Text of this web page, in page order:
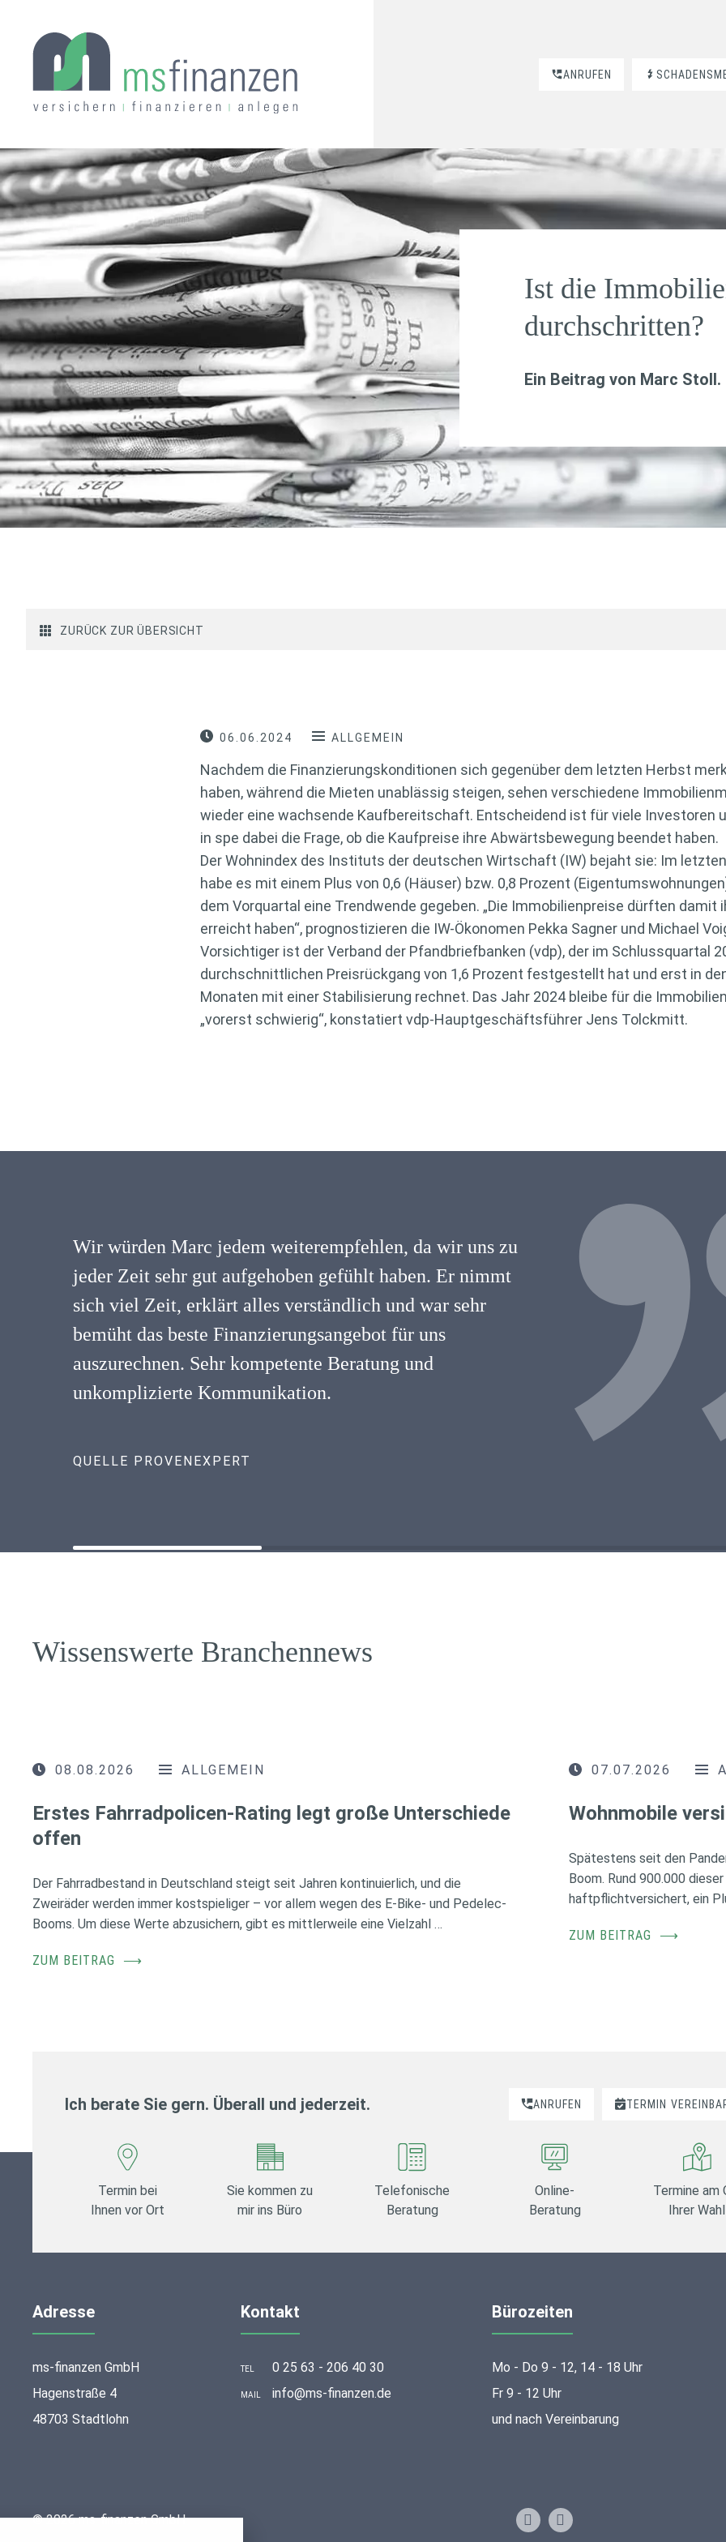
ANRUFEN
Ist die
durchschritten?
Ein Beitrag von Marc Stoll.
ZURÜCK ZUR ÜBERSICHT
06.06.2024 ALLGEMEIN
Nachdem die Finanzierungskonditionen sich gegenüber dem letzten Herbst
haben, während die Mieten unablässig steigen, sehen verschiedene
wieder eine wachsende Kaufbereitschaft. Entscheidend ist für viele Investoren
in spe dabei die Frage, ob die Kaufpreise ihre Abwärtsbewegung beendet haben.
Der Wohnindex des Instituts der deutschen Wirtschaft (IW) bejaht sie: Im
habe es mit einem Plus von 0,6 (Häuser) bzw. 0,8 Prozent
dem Vorquartal eine Trendwende gegeben. „Die Immobilienpreise dürften damit
erreicht haben“, prognostizieren die IW-Ökonomen Pekka Sagner und Michael
Vorsichtiger ist der Verband der Pfandbriefbanken (vdp), der im Schlussquartal
durchschnittlichen Preisrückgang von 1,6 Prozent festgestellt hat und erst in
Monaten mit einer Stabilisierung rechnet. Das Jahr 2024 bleibe für die
„vorerst schwierig“, konstatiert vdp-Hauptgeschäftsführer Jens Tolckmitt.
Wir würden Marc jedem weiterempfehlen, da wir uns zu
jeder Zeit sehr gut aufgehoben gefühlt haben. Er nimmt
sich viel Zeit, erklärt alles verständlich und war sehr
bemüht das beste Finanzierungsangebot für uns
auszurechnen. Sehr kompetente Beratung und
unkomplizierte Kommunikation.
QUELLE PROVENEXPERT
Wissenswerte Branchennews
08.08.2026 ALLGEMEIN
Erstes Fahrradpolicen-Rating legt große Unterschiede
offen
Der Fahrradbestand in Deutschland steigt seit Jahren kontinuierlich, und die
Zweiräder werden immer kostspieliger – vor allem wegen des E-Bike- und Pedelec-
Booms. Um diese Werte abzusichern, gibt es mittlerweile eine Vielzahl …
ZUM BEITRAG ⟶
07.07.2026
Wohnmobile
Spätestens seit den
Boom. Rund 900.000
haftpflichtversichert, ein
ZUM BEITRAG ⟶
Ich berate Sie gern. Überall und jederzeit. ANRUFEN TERMIN
Termin bei
Ihnen vor Ort
Sie kommen zu
mir ins Büro
Telefonische
Beratung
Online-
Beratung
Termine am
Ihrer Wahl
Adresse
ms-finanzen GmbH
Hagenstraße 4
48703 Stadtlohn
Kontakt
TEL 0 25 63 - 206 40 30
MAIL info@ms-finanzen.de
Bürozeiten
Mo - Do 9 - 12, 14 - 18 Uhr
Fr 9 - 12 Uhr
und nach Vereinbarung
© 2026 ms-finanzen GmbH